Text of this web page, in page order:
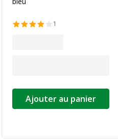
1
Ajouter au panier